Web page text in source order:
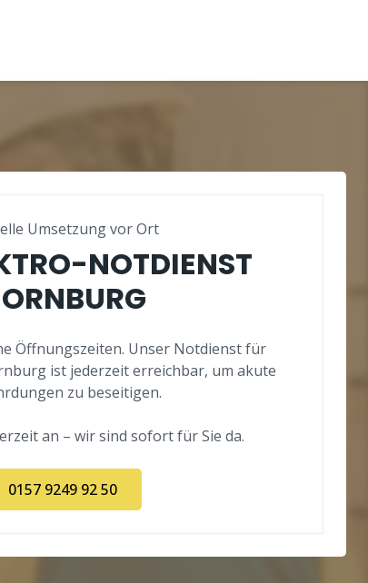
Umsetzung vor Ort
NOTDIENST
Öffnungszeiten. Unser Notdienst für
ist jederzeit erreichbar, um akute
zu beseitigen.
an – wir sind sofort für Sie da.
0157 9249 92 50